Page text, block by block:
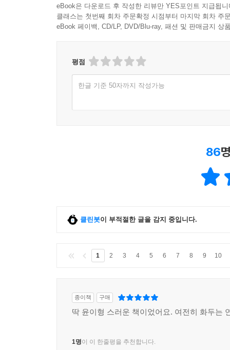
eBook은 다운로드 후 작성한 리뷰만 YES포인트 지급됩니
클래스는 첫번째 회차 주문확정 시점부터 마지막 회차 주
eBook 페이백, CD/LP, DVD/Blu-ray, 패션 및 판매금지 상
평점
한글 기준 50자까지 작성가능
86
클린봇이 부적절한 글을 감지 중입니다.
1 2 3 4 5 6 7 8 9 10
종이책 구매
딱 윤이형 스러운 책이었어요. 여전히 화두는
1명이 이 한줄평을 추천합니다.